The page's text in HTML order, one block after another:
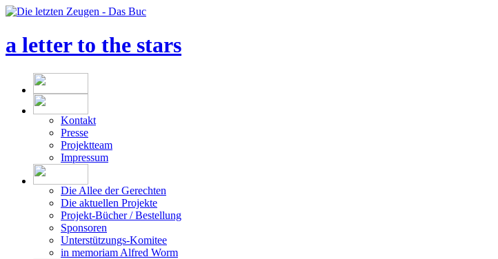
a letter to the stars
Kontakt
Presse
Projektteam
Impressum
Die Allee der Gerechten
Die aktuellen Projekte
Projekt-Bücher / Bestellung
Sponsoren
Unterstützungs-Komitee
in memoriam Alfred Worm